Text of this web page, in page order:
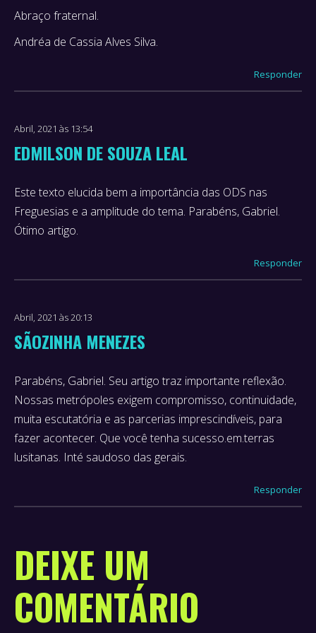
Abraço fraternal.
Andréa de Cassia Alves Silva.
Responder
EDMILSON DE SOUZA LEAL
says:
Abril, 2021 às 13:54
Este texto elucida bem a importância das ODS nas
Freguesias e a amplitude do tema. Parabéns, Gabriel.
Ótimo artigo.
Responder
SÃOZINHA MENEZES
says:
Abril, 2021 às 20:13
Parabéns, Gabriel. Seu artigo traz importante reflexão.
Nossas metrópoles exigem compromisso, continuidade,
muita escutatória e as parcerias imprescindíveis, para
fazer acontecer. Que você tenha sucesso.em.terras
lusitanas. Inté saudoso das gerais.
Responder
DEIXE UM
COMENTÁRIO